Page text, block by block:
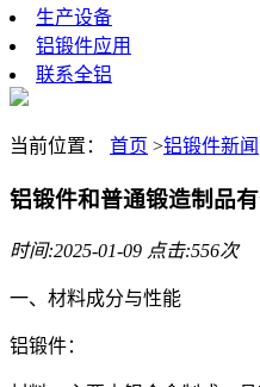
生产设备
铝锻件应用
联系全铝
当前位置： 首页 >铝锻件新闻
铝锻件和普通锻造制品有
时间:2025-01-09 点击:556次
一、材料成分与性能
铝锻件：